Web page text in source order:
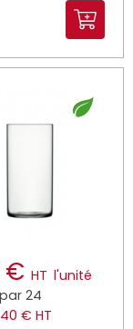
€ HT l'unité
24
€ HT